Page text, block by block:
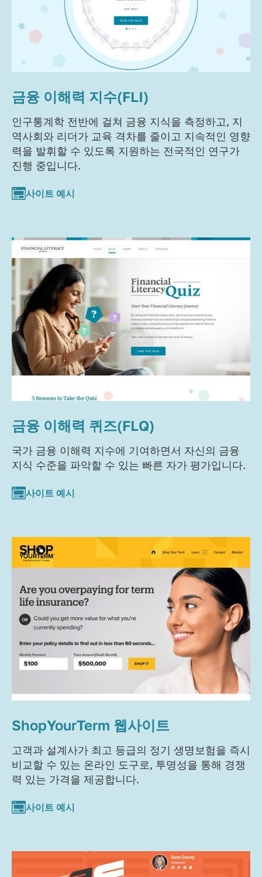
금융 이해력 지수(FLI)
인구통계학 전반에 걸쳐 금융 지식을 측정하고, 지
역사회와 리더가 교육 격차를 줄이고 지속적인 영향
력을 발휘할 수 있도록 지원하는 전국적인 연구가
진행 중입니다.
사이트 예시
금융 이해력 퀴즈(FLQ)
국가 금융 이해력 지수에 기여하면서 자신의 금융
지식 수준을 파악할 수 있는 빠른 자가 평가입니다.
사이트 예시
ShopYourTerm 웹사이트
고객과 설계사가 최고 등급의 정기 생명보험을 즉시
비교할 수 있는 온라인 도구로, 투명성을 통해 경쟁
력 있는 가격을 제공합니다.
사이트 예시